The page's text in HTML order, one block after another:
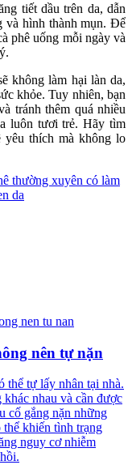
tiết dầu trên da, dẫn
và hình thành mụn. Để
phê uống mỗi ngày và
không làm hại làn da,
khỏe. Tuy nhiên, bạn
tránh thêm quá nhiều
luôn tươi trẻ. Hãy tìm
yêu thích mà không lo
thường xuyên có làm
da
nên tự nặn
thể tự lấy nhân tại nhà.
nhau và cần được
cố gắng nặn những
khiến tình trạng
nguy cơ nhiễm